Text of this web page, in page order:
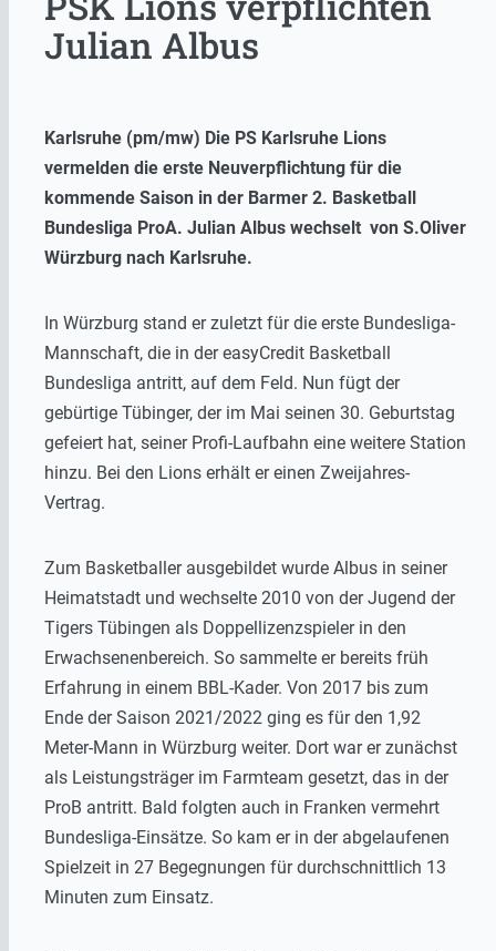
Julian Albus
Karlsruhe (pm/mw) Die PS Karlsruhe Lions
vermelden die erste Neuverpflichtung für die
kommende Saison in der Barmer 2. Basketball
Bundesliga ProA. Julian Albus wechselt von S.Oliver
Würzburg nach Karlsruhe.
In Würzburg stand er zuletzt für die erste Bundesliga-
Mannschaft, die in der easyCredit Basketball
Bundesliga antritt, auf dem Feld. Nun fügt der
gebürtige Tübinger, der im Mai seinen 30. Geburtstag
gefeiert hat, seiner Profi-Laufbahn eine weitere Station
hinzu. Bei den Lions erhält er einen Zweijahres-
Vertrag.
Zum Basketballer ausgebildet wurde Albus in seiner
Heimatstadt und wechselte 2010 von der Jugend der
Tigers Tübingen als Doppellizenzspieler in den
Erwachsenenbereich. So sammelte er bereits früh
Erfahrung in einem BBL-Kader. Von 2017 bis zum
Ende der Saison 2021/2022 ging es für den 1,92
Meter-Mann in Würzburg weiter. Dort war er zunächst
als Leistungsträger im Farmteam gesetzt, das in der
ProB antritt. Bald folgten auch in Franken vermehrt
Bundesliga-Einsätze. So kam er in der abgelaufenen
Spielzeit in 27 Begegnungen für durchschnittlich 13
Minuten zum Einsatz.